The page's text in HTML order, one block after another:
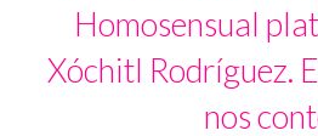
Homosensual
Xóchitl Rodríguez.
nos